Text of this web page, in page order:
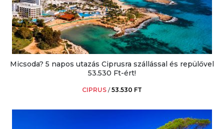
Micsoda? 5 napos utazás Ciprusra szállással és repülővel
53.530 Ft-ért!
CIPRUS /53.530 FT